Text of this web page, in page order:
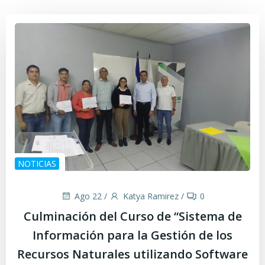
NOTICIAS
Ago 22 / Katya Ramirez / 0
Culminación del Curso de “Sistema de
Información para la Gestión de los
Recursos Naturales utilizando Software